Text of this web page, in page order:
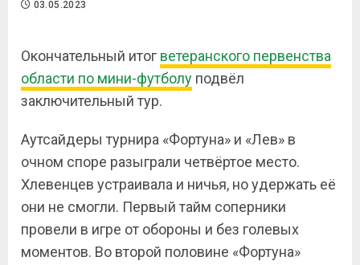
03.05.2023
Окончательный итог ветеранского первенства
области по мини-футболу подвёл
заключительный тур.
Аутсайдеры турнира «Фортуна» и «Лев» в
очном споре разыграли четвёртое место.
Хлевенцев устраивала и ничья, но удержать её
они не смогли. Первый тайм соперники
провели в игре от обороны и без голевых
моментов. Во второй половине «Фортуна»